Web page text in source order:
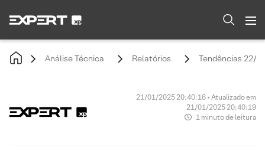
Análise Técnica Relatórios Tendências 22/
21/01/2025 20:40:16 • Atualizado em
21/01/2025 20:40:19
1 minuto de leitura